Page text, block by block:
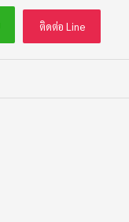
ติดต่อ Line